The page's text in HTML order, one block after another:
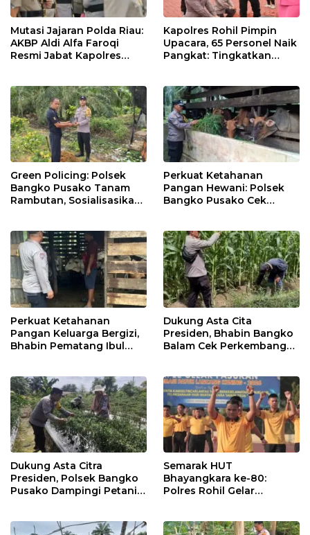
Mutasi Jajaran Polda Riau:
AKBP Aldi Alfa Faroqi
Resmi Jabat Kapolres
Kapolres Rohil Pimpin
Upacara, 65 Personel Naik
Pangkat: Tingkatkan
Green Policing: Polsek
Bangko Pusako Tanam
Rambutan, Sosialisasikan
Perkuat Ketahanan
Pangan Hewani: Polsek
Bangko Pusako Cek
Perkuat Ketahanan
Pangan Keluarga Bergizi,
Bhabin Pematang Ibul
Dukung Asta Cita
Presiden, Bhabin Bangko
Balam Cek Perkembangan
Dukung Asta Citra
Presiden, Polsek Bangko
Pusako Dampingi Petani
Semarak HUT
Bhayangkara ke-80:
Polres Rohil Gelar